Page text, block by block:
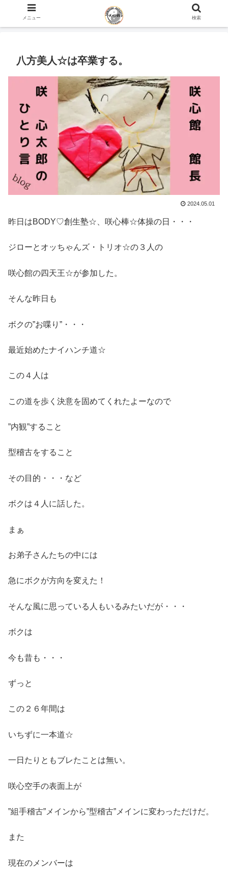
ホーム 咲心館 館長 咲 心太郎のひとり言 blog
八方美人☆は卒業する。
2024.05.01
昨日はBODY♡創生塾☆、咲心棒☆体操の日・・・
ジローとオッちゃんズ・トリオ☆の３人の
咲心館の四天王☆が参加した。
そんな昨日も
ボクの”お喋り”・・・
最近始めたナイハンチ道☆
この４人は
この道を歩く決意を固めてくれたよーなので
”内観”すること
型稽古をすること
その目的・・・など
ボクは４人に話した。
まぁ
お弟子さんたちの中には
急にボクが方向を変えた！
そんな風に思っている人もいるみたいだが・・・
ボクは
今も昔も・・・
ずっと
この２６年間は
いちずに一本道☆
一日たりともブレたことは無い。
咲心空手の表面上が
”組手稽古”メインから”型稽古”メインに変わっただけだ。
また
現在のメンバーは
メニュー 検索